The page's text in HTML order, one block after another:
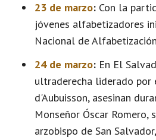
23 de marzo: Con la
jóvenes alfabetizadores
Nacional de
24 de marzo: En El
ultraderecha liderado
d'Aubuisson, asesinan
Monseñor Óscar Romero,
arzobispo de San